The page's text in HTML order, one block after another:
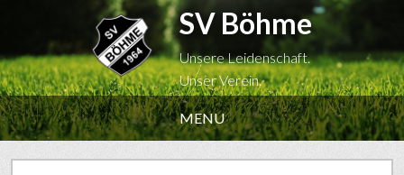
SV Böhme
Unsere Leidenschaft.
Unser Verein.
MENU